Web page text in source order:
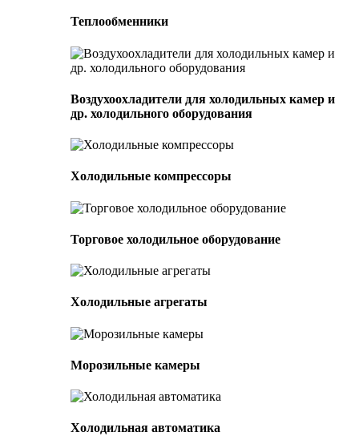
Теплообменники
Воздухоохладители для холодильных камер и
др. холодильного оборудования
Холодильные компрессоры
Торговое холодильное оборудование
Холодильные агрегаты
Морозильные камеры
Холодильная автоматика